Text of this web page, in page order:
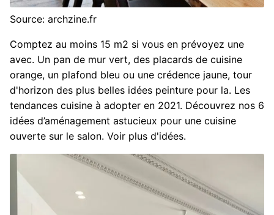
Source: archzine.fr
Comptez au moins 15 m2 si vous en prévoyez une
avec. Un pan de mur vert, des placards de cuisine
orange, un plafond bleu ou une crédence jaune, tour
d'horizon des plus belles idées peinture pour la. Les
tendances cuisine à adopter en 2021. Découvrez nos 6
idées d’aménagement astucieux pour une cuisine
ouverte sur le salon. Voir plus d'idées.